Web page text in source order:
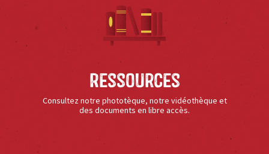
Ressources
Consultez notre phototèque, notre vidéothèque et
des documents en libre accès.